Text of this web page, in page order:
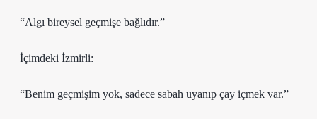
“Algı bireysel geçmişe bağlıdır.”
İçimdeki İzmirli:
“Benim geçmişim yok, sadece sabah uyanıp çay içmek var.”